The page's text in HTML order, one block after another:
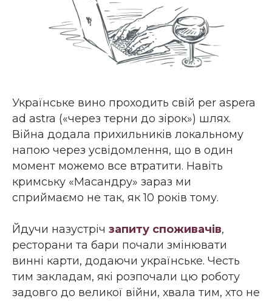
Українське вино проходить свій per aspera
ad astra («через терни до зірок») шлях.
Війна додала прихильників локальному
напою через усвідомлення, що в один
момент можемо все втратити. Навіть
кримську «Масандру» зараз ми
сприймаємо не так, як 10 років тому.
Йдучи назустріч запиту споживачів,
ресторани та бари почали змінювати
винні карти, додаючи українське. Честь
тим закладам, які розпочали цю роботу
задовго до великої війни, хвала тим, хто не